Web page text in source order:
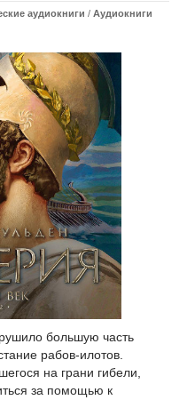
аудиокниги / Аудиокниги
большую часть
рабов-илотов.
на грани гибели,
за помощью к